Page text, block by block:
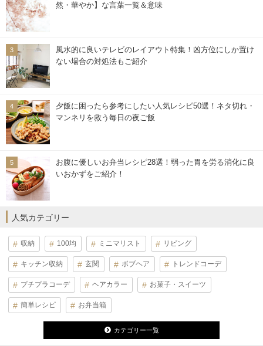
然・華やか】な言葉一覧＆意味
風水的に良いテレビのレイアウト特集！凶方位にしか置け
ない場合の対処法もご紹介
夕飯に困ったら参考にしたい人気レシピ50選！ネタ切れ・
マンネリを救う毎日の夜ご飯
お腹に優しいお弁当レシピ28選！弱った胃を労る消化に良
いおかずをご紹介！
人気カテゴリー
収納 100均 ミニマリスト リビング
キッチン収納 玄関 ボブヘア トレンドコーデ
プチプラコーデ ヘアカラー お菓子・スイーツ
簡単レシピ お弁当箱
カテゴリー一覧